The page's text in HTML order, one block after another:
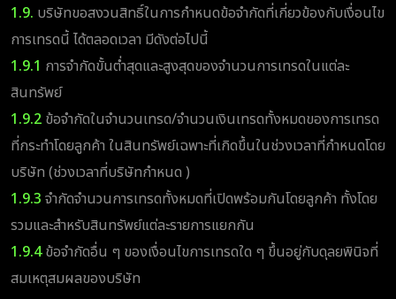
1.9. บริษัทขอสงวนสิทธิ์ในการกำหนดข้อจำกัดที่เกี่ยวข้องกับเงื่อนไข
การเทรดนี้ ได้ตลอดเวลา มีดังต่อไปนี้
1.9.1 การจำกัดขั้นต่ำสุดและสูงสุดของจำนวนการเทรดในแต่ละ
สินทรัพย์
1.9.2 ข้อจำกัดในจำนวนเทรด/จำนวนเงินเทรดทั้งหมดของการเทรด
ที่กระทำโดยลูกค้า ในสินทรัพย์เฉพาะที่เกิดขึ้นในช่วงเวลาที่กำหนดโดย
บริษัท (ช่วงเวลาที่บริษัทกำหนด )
1.9.3 จำกัดจำนวนการเทรดทั้งหมดที่เปิดพร้อมกันโดยลูกค้า ทั้งโดย
รวมและสำหรับสินทรัพย์แต่ละรายการแยกกัน
1.9.4ข้อจำกัดอื่น ๆ ของเงื่อนไขการเทรดใด ๆ ขึ้นอยู่กับดุลยพินิจที่
สมเหตุสมผลของบริษัท